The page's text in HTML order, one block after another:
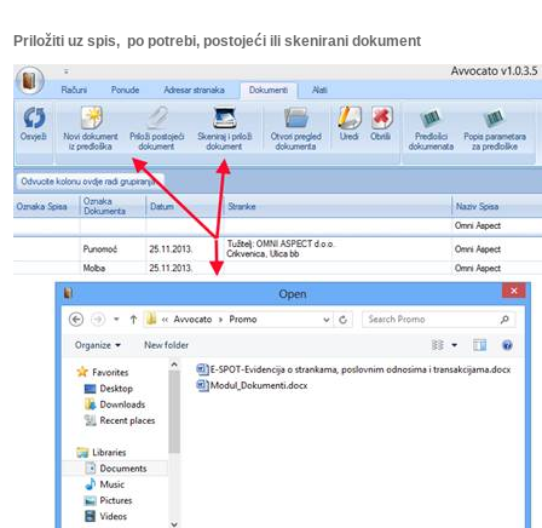
Priložiti uz spis, po potrebi, postojeći ili skenirani dokument